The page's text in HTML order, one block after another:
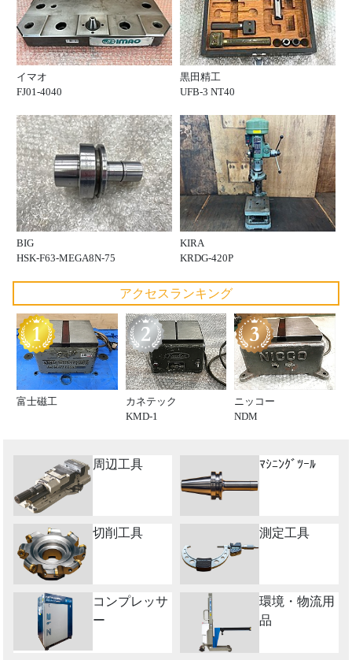
イマオ
FJ01-4040
黒田精工
UFB-3 NT40
BIG
HSK-F63-MEGA8N-75
KIRA
KRDG-420P
アクセスランキング
富士磁工
カネテック
KMD-1
ニッコー
NDM
周辺工具 ﾏｼﾆﾝｸﾞﾂｰﾙ
切削工具 測定工具
コンプレッサ
ー
環境・物流用
品